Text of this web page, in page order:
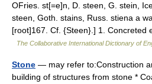
OFries. st[=e]n, D. steen, G. stein,
steen, Goth. stains, Russ. stiena a
[root]167. Cf. {Steen}.] 1.
The Collaborative International Dictionary of
Stone — may refer to:Construction
building of structures from stone *